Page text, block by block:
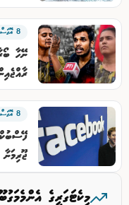
8 އޮގަސްޓު 2026
ނޭހާ
8 އޮގަސްޓު 2026
ޖޫރިމަނާ
މިކެޓަގަރީގެ